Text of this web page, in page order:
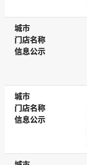
城市
城市
门店名称
门店名称
信息公示
信息公示
城市
城市
门店名称
门店名称
信息公示
信息公示